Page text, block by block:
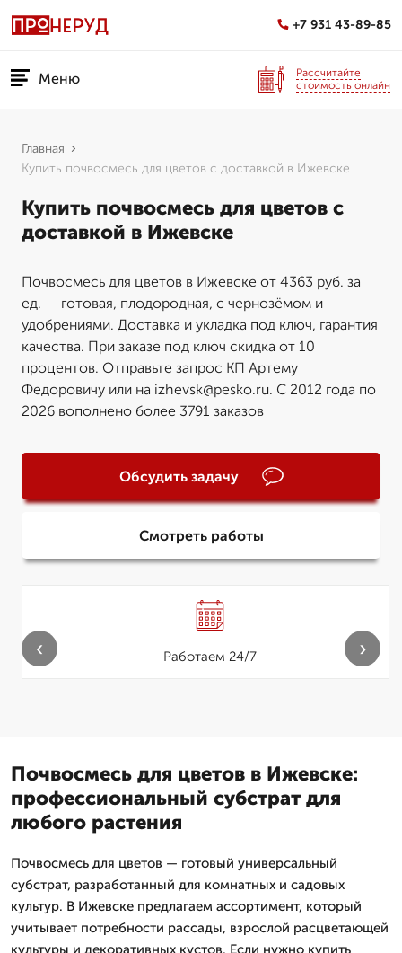
+7 931 43-89-85
Меню
Рассчитайте
стоимость онлайн
Главная
Купить почвосмесь для цветов с доставкой в Ижевске
Купить почвосмесь для цветов с
доставкой в Ижевске
Почвосмесь для цветов в Ижевске от 4363 руб. за
ед. — готовая, плодородная, с чернозёмом и
удобрениями. Доставка и укладка под ключ, гарантия
качества. При заказе под ключ скидка от 10
процентов. Отправьте запрос КП Артему
Федоровичу или на izhevsk@pesko.ru. С 2012 года по
2026 вополнено более 3791 заказов
Обсудить задачу
Смотреть работы
Работаем 24/7
‹ ›
Почвосмесь для цветов в Ижевске:
профессиональный субстрат для
любого растения
Почвосмесь для цветов — готовый универсальный
субстрат, разработанный для комнатных и садовых
культур. В Ижевске предлагаем ассортимент, который
учитывает потребности рассады, взрослой расцветающей
культуры и декоративных кустов. Если нужно купить